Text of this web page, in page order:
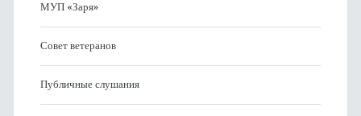
МУП «Заря»
Совет ветеранов
Публичные слушания